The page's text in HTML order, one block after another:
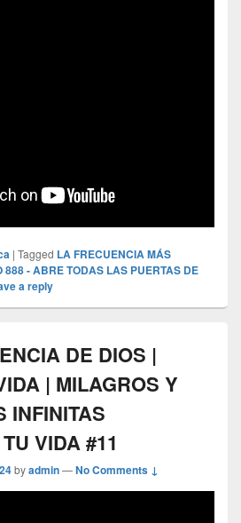
| Tagged LA FRECUENCIA MÁS
888 - ABRE TODAS LAS PUERTAS DE
a reply
DE DIOS |
| MILAGROS Y
INFINITAS
VIDA #11
byadmin—No Comments ↓